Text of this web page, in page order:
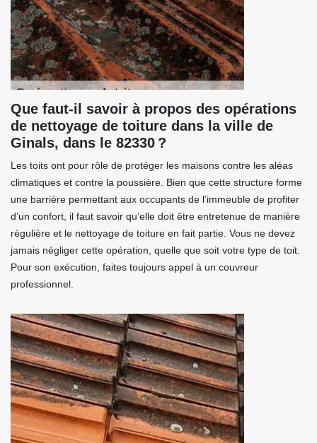
Que faut-il savoir à propos des opérations
de nettoyage de toiture dans la ville de
Ginals, dans le 82330 ?
Les toits ont pour rôle de protéger les maisons contre les aléas
climatiques et contre la poussière. Bien que cette structure forme
une barrière permettant aux occupants de l’immeuble de profiter
d’un confort, il faut savoir qu’elle doit être entretenue de manière
régulière et le nettoyage de toiture en fait partie. Vous ne devez
jamais négliger cette opération, quelle que soit votre type de toit.
Pour son exécution, faites toujours appel à un couvreur
professionnel.